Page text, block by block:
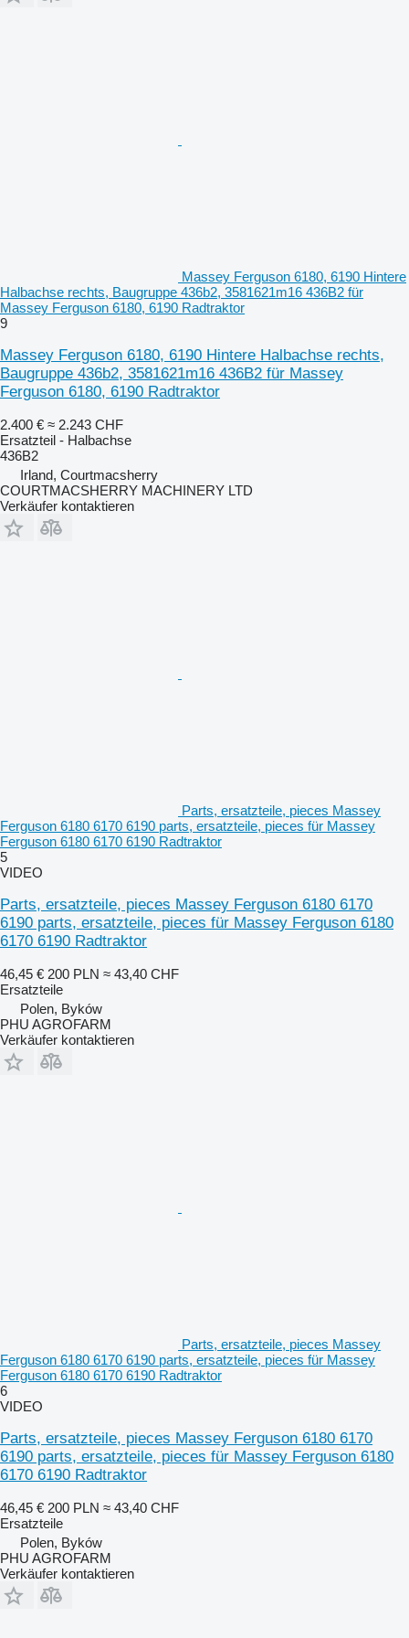
Massey Ferguson 6180, 6190 Hintere
Halbachse rechts, Baugruppe 436b2, 3581621m16 436B2 für
Massey Ferguson 6180, 6190 Radtraktor
9
Massey Ferguson 6180, 6190 Hintere Halbachse rechts,
Baugruppe 436b2, 3581621m16 436B2 für Massey
Ferguson 6180, 6190 Radtraktor
2.400 € ≈ 2.243 CHF
Ersatzteil - Halbachse
436B2
Irland, Courtmacsherry
COURTMACSHERRY MACHINERY LTD
Verkäufer kontaktieren
Parts, ersatzteile, pieces Massey
Ferguson 6180 6170 6190 parts, ersatzteile, pieces für Massey
Ferguson 6180 6170 6190 Radtraktor
5
VIDEO
Parts, ersatzteile, pieces Massey Ferguson 6180 6170
6190 parts, ersatzteile, pieces für Massey Ferguson 6180
6170 6190 Radtraktor
46,45 € 200 PLN ≈ 43,40 CHF
Ersatzteile
Polen, Byków
PHU AGROFARM
Verkäufer kontaktieren
Parts, ersatzteile, pieces Massey
Ferguson 6180 6170 6190 parts, ersatzteile, pieces für Massey
Ferguson 6180 6170 6190 Radtraktor
6
VIDEO
Parts, ersatzteile, pieces Massey Ferguson 6180 6170
6190 parts, ersatzteile, pieces für Massey Ferguson 6180
6170 6190 Radtraktor
46,45 € 200 PLN ≈ 43,40 CHF
Ersatzteile
Polen, Byków
PHU AGROFARM
Verkäufer kontaktieren